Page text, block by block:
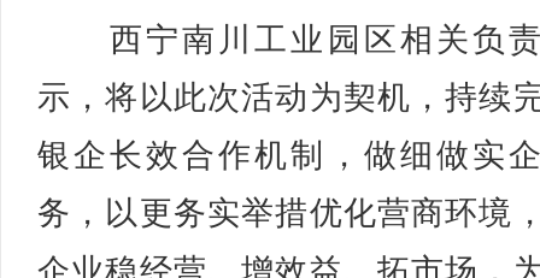
西宁南川工业园区相关负
示，将以此次活动为契机，持续
银企长效合作机制，做细做实
务，以更务实举措优化营商环境
企业稳经营、增效益、拓市场，